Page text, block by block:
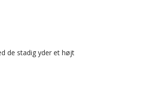
de stadig yder et højt